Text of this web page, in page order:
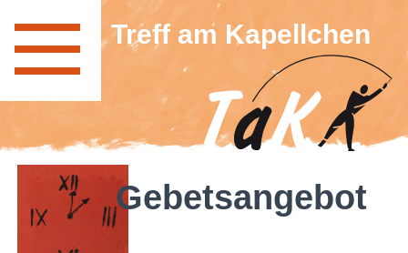
Treff am Kapellchen
Gebetsangebot